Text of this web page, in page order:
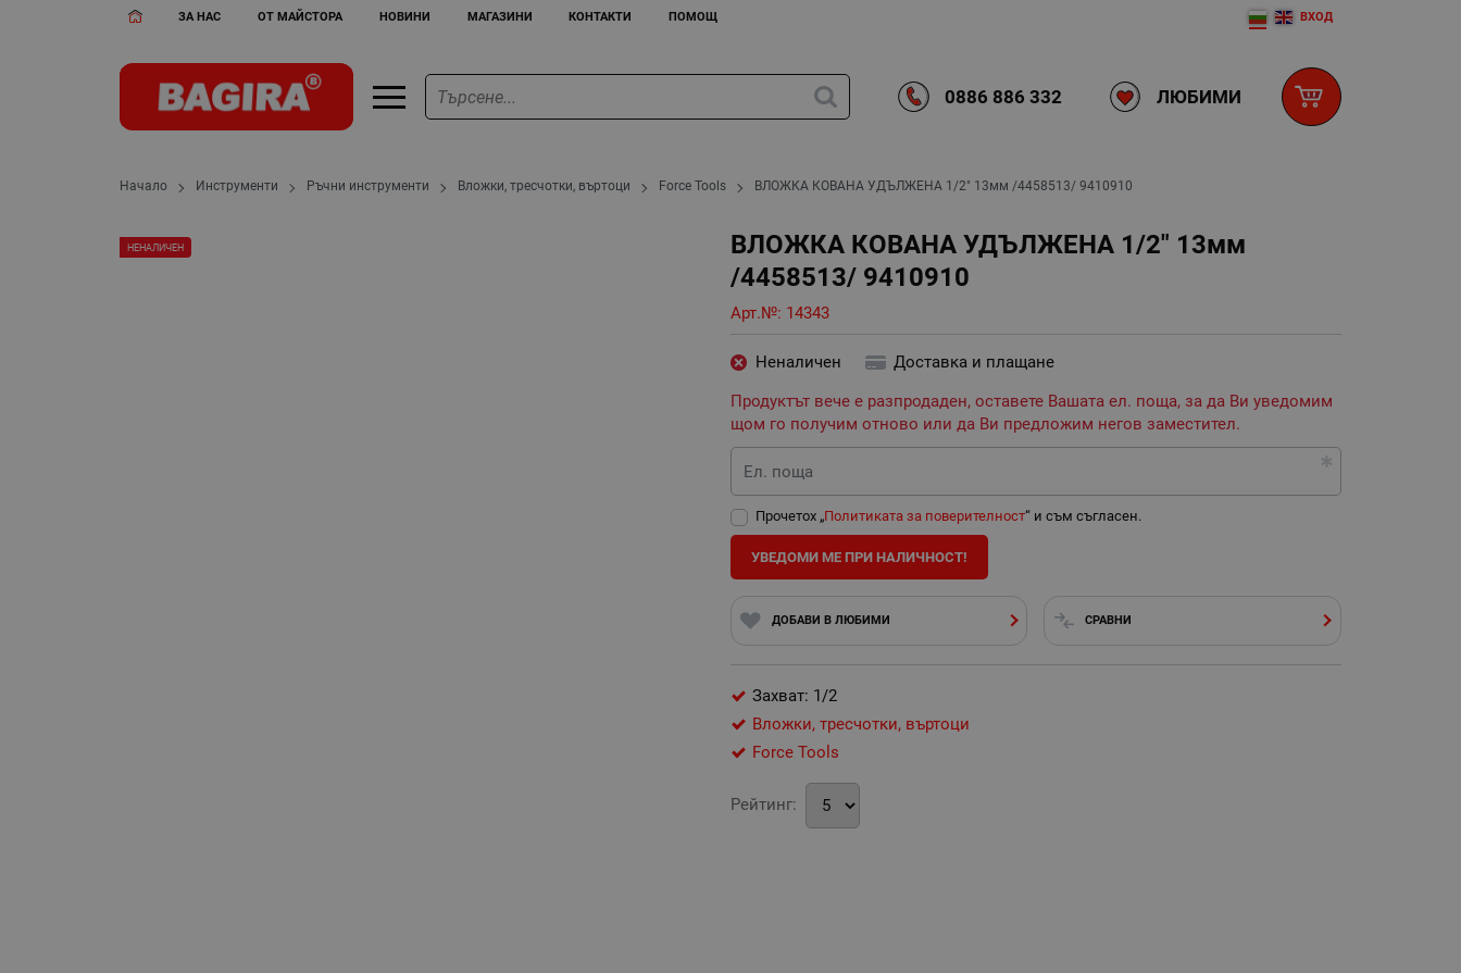
ЗА НАС ОТ МАЙСТОРА НОВИНИ МАГАЗИНИ КОНТАКТИ ПОМОЩ ВХОД
0886 886 332 ЛЮБИМИ
Начало Инструменти Ръчни инструменти Вложки, тресчотки, въртоци Force Tools ВЛОЖКА КОВАНА УДЪЛЖЕНА 1/2" 13мм /4458513/ 9410910
ВЛОЖКА КОВАНА УДЪЛЖЕНА 1/2" 13мм
/4458513/ 9410910
Арт.№: 14343
НЕНАЛИЧЕН
Неналичен
Доставка и плащане
Продуктът вече е разпродаден, оставете Вашата ел. поща, за да Ви уведомим
щом го получим отново или да Ви предложим негов заместител.
Ел. поща
Прочетох „Политиката за поверителност“ и съм съгласен.
УВЕДОМИ МЕ ПРИ НАЛИЧНОСТ!
ДОБАВИ В ЛЮБИМИ СРАВНИ
Захват: 1/2
Вложки, тресчотки, въртоци
Force Tools
Рейтинг: